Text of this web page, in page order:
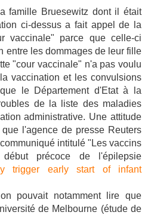
famille Bruesewitz dont il était
ci-dessus a fait appel de la
vaccinale" parce que celle-ci
entre les dommages de leur fille
"cour vaccinale" n'a pas voulu
vaccination et les convulsions
le Département d'Etat à la
de la liste des maladies
administrative. Une attitude
l'agence de presse Reuters
intitulé "Les vaccins
précoce de l'épilepsie
trigger early start of infant
pouvait notamment lire que
de Melbourne (étude de